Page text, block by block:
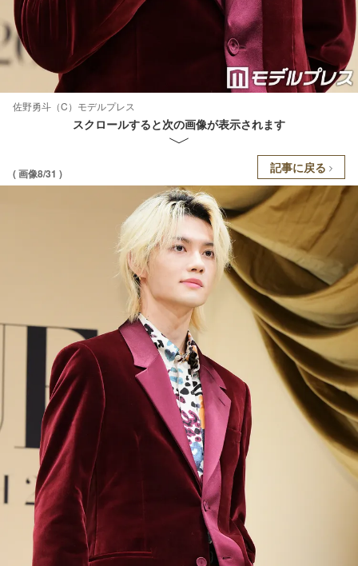
佐野勇斗（C）モデルプレス
スクロールすると次の画像が表示されます
( 画像8/31 ) 記事に戻る